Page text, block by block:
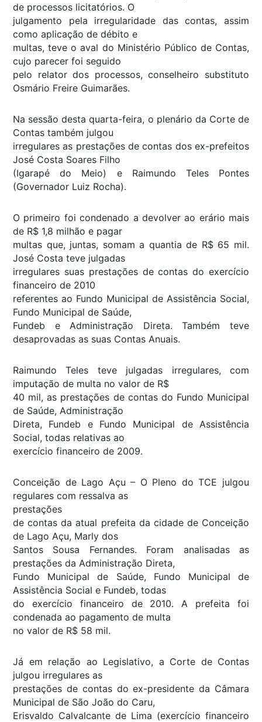
de processos licitatórios. O
julgamento pela irregularidade das contas, assim
como aplicação de débito e
multas, teve o aval do Ministério Público de Contas,
cujo parecer foi seguido
pelo relator dos processos, conselheiro substituto
Osmário Freire Guimarães.
Na sessão desta quarta-feira, o plenário da Corte de
Contas também julgou
irregulares as prestações de contas dos ex-prefeitos
José Costa Soares Filho
(Igarapé do Meio) e Raimundo Teles Pontes
(Governador Luiz Rocha).
O primeiro foi condenado a devolver ao erário mais
de R$ 1,8 milhão e pagar
multas que, juntas, somam a quantia de R$ 65 mil.
José Costa teve julgadas
irregulares suas prestações de contas do exercício
financeiro de 2010
referentes ao Fundo Municipal de Assistência Social,
Fundo Municipal de Saúde,
Fundeb e Administração Direta. Também teve
desaprovadas as suas Contas Anuais.
Raimundo Teles teve julgadas irregulares, com
imputação de multa no valor de R$
40 mil, as prestações de contas do Fundo Municipal
de Saúde, Administração
Direta, Fundeb e Fundo Municipal de Assistência
Social, todas relativas ao
exercício financeiro de 2009.
Conceição de Lago Açu – O Pleno do TCE julgou
regulares com ressalva as
prestações
de contas da atual prefeita da cidade de Conceição
de Lago Açu, Marly dos
Santos Sousa Fernandes. Foram analisadas as
prestações da Administração Direta,
Fundo Municipal de Saúde, Fundo Municipal de
Assistência Social e Fundeb, todas
do exercício financeiro de 2010. A prefeita foi
condenada ao pagamento de multa
no valor de R$ 58 mil.
Já em relação ao Legislativo, a Corte de Contas
julgou irregulares as
prestações de contas do ex-presidente da Câmara
Municipal de São João do Caru,
Erisvaldo Calvalcante de Lima (exercício financeiro